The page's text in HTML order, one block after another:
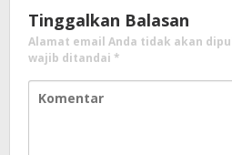
Tinggalkan Balasan
Alamat email Anda tidak akan
wajib ditandai *